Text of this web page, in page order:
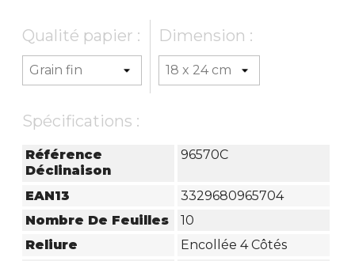
Qualité papier : Dimension :
Spécifications :
Référence
Déclinaison
96570C
EAN13
3329680965704
Nombre De Feuilles
10
Reliure
Encollée 4 Côtés